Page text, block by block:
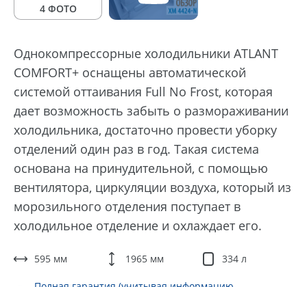
4 ФОТО
Однокомпрессорные холодильники ATLANT
COMFORT+ оснащены автоматической
системой оттаивания Full No Frost, которая
дает возможность забыть о размораживании
холодильника, достаточно провести уборку
отделений один раз в год. Такая система
основана на принудительной, с помощью
вентилятора, циркуляции воздуха, который из
морозильного отделения поступает в
холодильное отделение и охлаждает его.
595 мм 1965 мм 334 л